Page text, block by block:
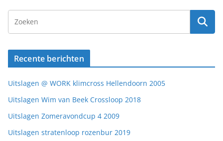
Recente berichten
Uitslagen @ WORK klimcross Hellendoorn 2005
Uitslagen Wim van Beek Crossloop 2018
Uitslagen Zomeravondcup 4 2009
Uitslagen stratenloop rozenbur 2019